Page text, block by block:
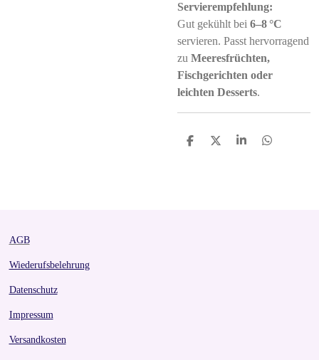
Servierempfehlung:
Gut gekühlt bei 6–8 °C
servieren. Passt hervorragend
zu Meeresfrüchten,
Fischgerichten oder
leichten Desserts.
S
S
S
S
AGB
Wiederufsbelehrung
Datenschutz
Impressum
Versandkosten